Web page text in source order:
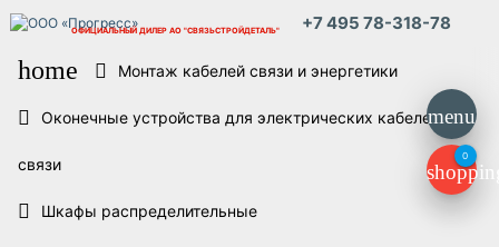
ОФИЦИАЛЬНЫЙ ДИЛЕР АО "СВЯЗЬСТРОЙДЕТАЛЬ" +7 495 78-318-78
menu
0
home Монтаж кабелей связи и энергетики
Оконечные устройства для электрических кабелей
связи
Шкафы распределительные